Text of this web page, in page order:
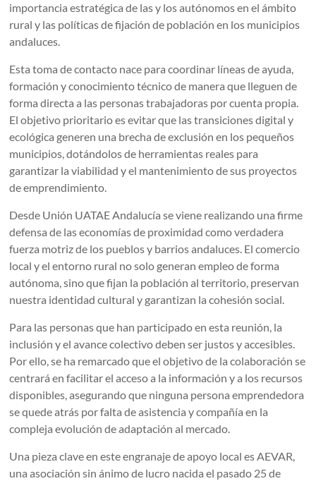
importancia estratégica de las y los autónomos en el ámbito
rural y las políticas de fijación de población en los municipios
andaluces.
Esta toma de contacto nace para coordinar líneas de ayuda,
formación y conocimiento técnico de manera que lleguen de
forma directa a las personas trabajadoras por cuenta propia.
El objetivo prioritario es evitar que las transiciones digital y
ecológica generen una brecha de exclusión en los pequeños
municipios, dotándolos de herramientas reales para
garantizar la viabilidad y el mantenimiento de sus proyectos
de emprendimiento.
Desde Unión UATAE Andalucía se viene realizando una firme
defensa de las economías de proximidad como verdadera
fuerza motriz de los pueblos y barrios andaluces. El comercio
local y el entorno rural no solo generan empleo de forma
autónoma, sino que fijan la población al territorio, preservan
nuestra identidad cultural y garantizan la cohesión social.
Para las personas que han participado en esta reunión, la
inclusión y el avance colectivo deben ser justos y accesibles.
Por ello, se ha remarcado que el objetivo de la colaboración se
centrará en facilitar el acceso a la información y a los recursos
disponibles, asegurando que ninguna persona emprendedora
se quede atrás por falta de asistencia y compañía en la
compleja evolución de adaptación al mercado.
Una pieza clave en este engranaje de apoyo local es AEVAR,
una asociación sin ánimo de lucro nacida el pasado 25 de